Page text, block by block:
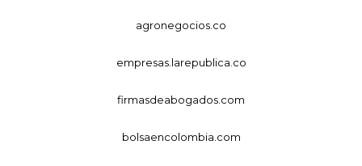
agronegocios.co
empresas.larepublica.co
firmasdeabogados.com
bolsaencolombia.com